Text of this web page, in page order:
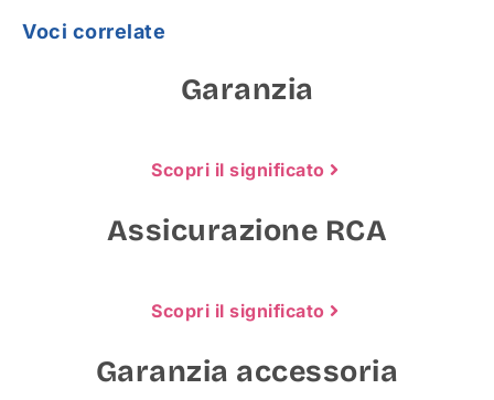
Voci correlate
Garanzia
Scopri il significato
Assicurazione RCA
Scopri il significato
Garanzia accessoria